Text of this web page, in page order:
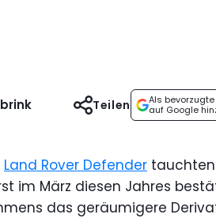
Als bevorzugte
auf Google
Teilen
Land Rover Defender
im März diesen Jahres
das geräumigere